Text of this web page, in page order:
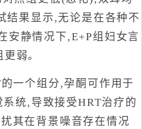
结果显示,无论是在各种不
安静情况下,E+P组妇女言
弱。
个组分,孕酮可作用于
统,导致接受HRT治疗的
其在背景噪音存在情况